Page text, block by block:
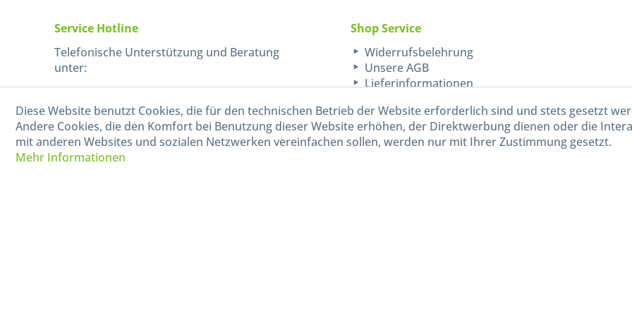
Service Hotline
Telefonische Unterstützung und Beratung
unter:
040-880 99 770
Mo-Fr, 09:00 - 15:00 Uhr
Shop Service
Widerrufsbelehrung
Unsere AGB
Lieferinformationen
Diese Website benutzt Cookies, die für den technischen Betrieb der Website erforderlich sind und stets gesetzt
Andere Cookies, die den Komfort bei Benutzung dieser Website erhöhen, der Direktwerbung dienen oder die
mit anderen Websites und sozialen Netzwerken vereinfachen sollen, werden nur mit Ihrer Zustimmung gesetzt.
Mehr Informationen